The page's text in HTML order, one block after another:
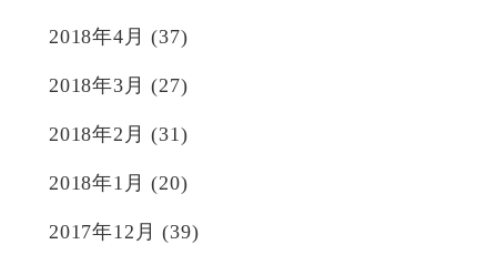
2018年4月 (37)
2018年3月 (27)
2018年2月 (31)
2018年1月 (20)
2017年12月 (39)